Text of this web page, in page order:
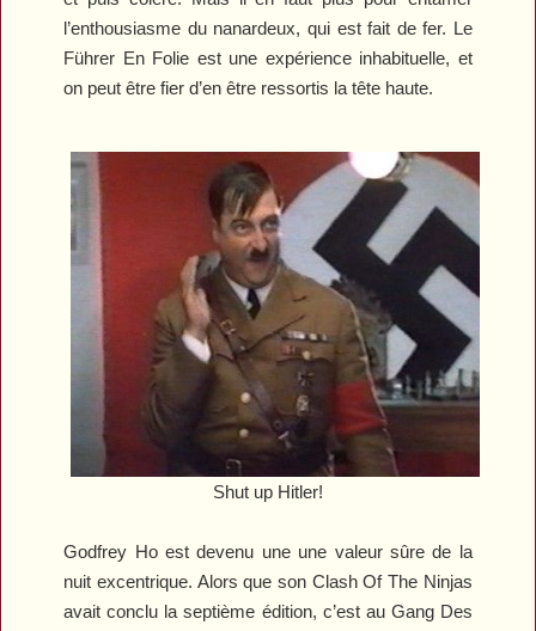
l’enthousiasme du nanardeux, qui est fait de fer. Le
Führer En Folie est une expérience inhabituelle, et
on peut être fier d’en être ressortis la tête haute.
Shut up Hitler!
Godfrey Ho est devenu une une valeur sûre de la
nuit excentrique. Alors que son Clash Of The Ninjas
avait conclu la septième édition, c’est au Gang Des